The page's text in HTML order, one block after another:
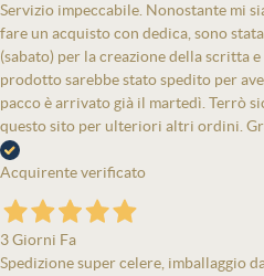
Servizio impeccabile. Nonostante mi
fare un acquisto con dedica, sono
(sabato) per la creazione della scritta
prodotto sarebbe stato spedito per
pacco è arrivato già il martedì. Terrò
questo sito per ulteriori altri ordini.
Acquirente verificato
3 Giorni Fa
Spedizione super celere, imballaggio